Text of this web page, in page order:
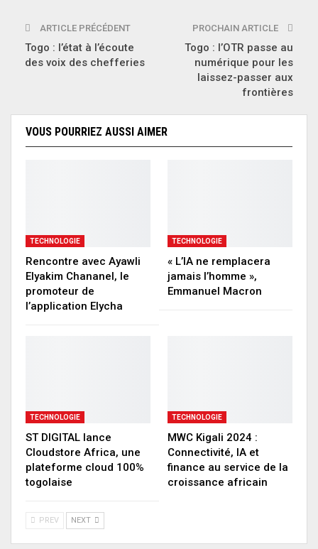
ARTICLE PRÉCÉDENT
Togo : l’état à l’écoute
des voix des chefferies
PROCHAIN ARTICLE
Togo : l’OTR passe au
numérique pour les
laissez-passer aux
frontières
VOUS POURRIEZ AUSSI AIMER
TECHNOLOGIE
Rencontre avec Ayawli
Elyakim Chananel, le
promoteur de
l’application Elycha
TECHNOLOGIE
« L’IA ne remplacera
jamais l’homme »,
Emmanuel Macron
TECHNOLOGIE
ST DIGITAL lance
Cloudstore Africa, une
plateforme cloud 100%
togolaise
TECHNOLOGIE
MWC Kigali 2024 :
Connectivité, IA et
finance au service de la
croissance africain
PREV NEXT